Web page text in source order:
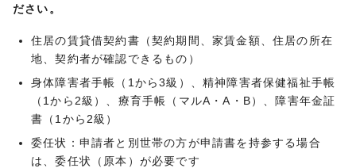
ださい。
住居の賃貸借契約書（契約期間、家賃金額、住居の所在
地、契約者が確認できるもの）
身体障害者手帳（1から3級）、精神障害者保健福祉手帳
（1から2級）、療育手帳（マルA・A・B）、障害年金証
書（1から2級）
委任状：申請者と別世帯の方が申請書を持参する場合
は、委任状（原本）が必要です